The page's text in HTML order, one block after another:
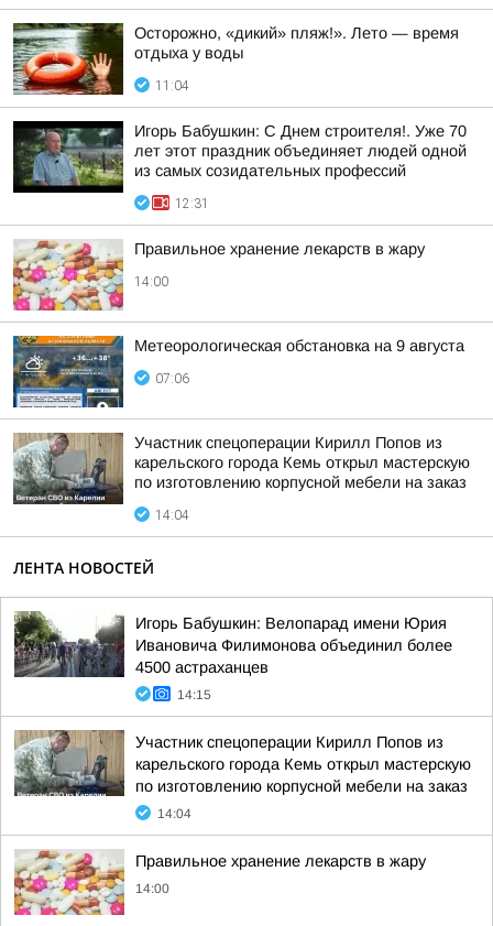
Осторожно, «дикий» пляж!». Лето — время
отдыха у воды
11:04
Игорь Бабушкин: С Днем строителя!. Уже 70
лет этот праздник объединяет людей одной
из самых созидательных профессий
12:31
Правильное хранение лекарств в жару
14:00
Метеорологическая обстановка на 9 августа
07:06
Участник спецоперации Кирилл Попов из
карельского города Кемь открыл мастерскую
по изготовлению корпусной мебели на заказ
14:04
ЛЕНТА НОВОСТЕЙ
Игорь Бабушкин: Велопарад имени Юрия
Ивановича Филимонова объединил более
4500 астраханцев
14:15
Участник спецоперации Кирилл Попов из
карельского города Кемь открыл мастерскую
по изготовлению корпусной мебели на заказ
14:04
Правильное хранение лекарств в жару
14:00